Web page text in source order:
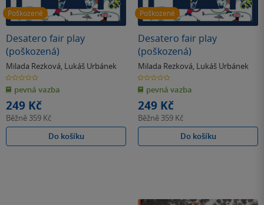
Poškozené
Desatero fair play
(poškozená)
Milada Rezková, Lukáš Urbánek
0.0
z
5
hvězdiček
pevná vazba
249 Kč
Běžně 359 Kč
Do košíku
Poškozené
Desatero fair play
(poškozená)
Milada Rezková, Lukáš Urbánek
0.0
z
5
hvězdiček
pevná vazba
249 Kč
Běžně 359 Kč
Do košíku